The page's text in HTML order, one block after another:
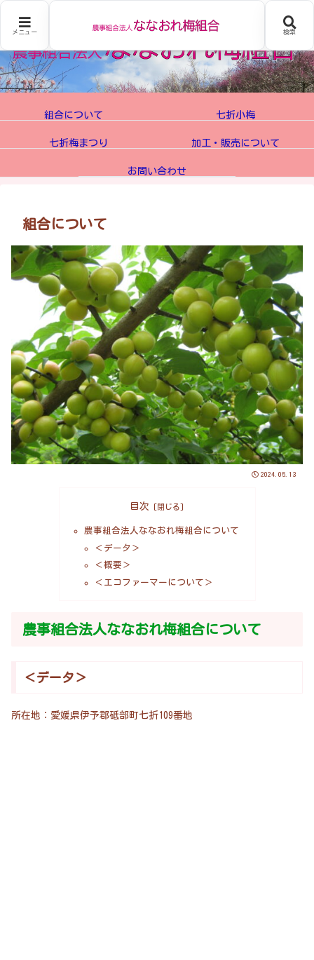
組合について 七折小梅
七折梅まつり 加工・販売について
お問い合わせ
組合について
2024.05.13
目次
農事組合法人ななおれ梅組合について
＜データ＞
＜概要＞
＜エコファーマーについて＞
農事組合法人ななおれ梅組合について
＜データ＞
所在地：愛媛県伊予郡砥部町七折109番地
メニュー 検索